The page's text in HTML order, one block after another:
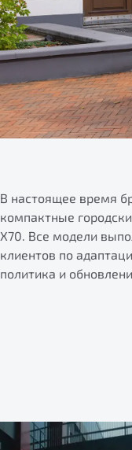
В настоящее время
компактные
X70. Все модели
клиентов по
политика и